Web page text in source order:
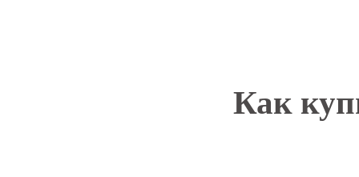
Как